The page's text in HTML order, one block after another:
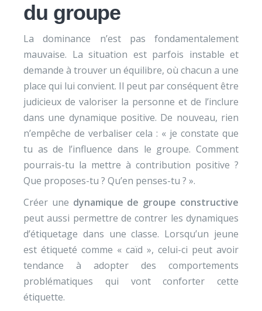
du groupe
La dominance n’est pas fondamentalement
mauvaise. La situation est parfois instable et
demande à trouver un équilibre, où chacun a une
place qui lui convient. Il peut par conséquent être
judicieux de valoriser la personne et de l’inclure
dans une dynamique positive. De nouveau, rien
n’empêche de verbaliser cela : « je constate que
tu as de l’influence dans le groupe. Comment
pourrais-tu la mettre à contribution positive ?
Que proposes-tu ? Qu’en penses-tu ? ».
Créer une dynamique de groupe constructive
peut aussi permettre de contrer les dynamiques
d’étiquetage dans une classe. Lorsqu’un jeune
est étiqueté comme « caïd », celui-ci peut avoir
tendance à adopter des comportements
problématiques qui vont conforter cette
étiquette.